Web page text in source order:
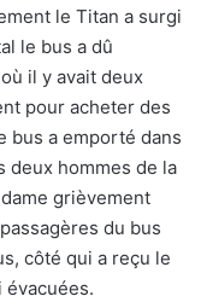
le Titan a surgi
le bus a dû
il y avait deux
pour acheter des
bus a emporté dans
deux hommes de la
grièvement
du bus
côté qui a reçu le